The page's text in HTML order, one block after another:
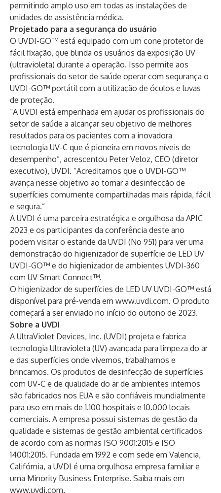
permitindo amplo uso em todas as instalações de
unidades de assistência médica.
Projetado para a segurança do usuário
O UVDI-GO™ está equipado com um cone protetor de
fácil fixação, que blinda os usuários da exposição UV
(ultravioleta) durante a operação. Isso permite aos
profissionais do setor de saúde operar com segurança o
UVDI-GO™ portátil com a utilização de óculos e luvas
de proteção.
“A UVDI está empenhada em ajudar os profissionais do
setor de saúde a alcançar seu objetivo de melhores
resultados para os pacientes com a inovadora
tecnologia UV-C que é pioneira em novos níveis de
desempenho”, acrescentou Peter Veloz, CEO (diretor
executivo), UVDI. “Acreditamos que o UVDI-GO™
avança nesse objetivo ao tornar a desinfecção de
superfícies comumente compartilhadas mais rápida, fácil
e segura.”
A UVDI é uma parceira estratégica e orgulhosa da APIC
2023 e os participantes da conferência deste ano
podem visitar o estande da UVDI (No 951) para ver uma
demonstração do higienizador de superfície de LED UV
UVDI-GO™ e do higienizador de ambientes UVDI-360
com UV Smart Connect™.
O higienizador de superfícies de LED UV UVDI-GO™ está
disponível para pré-venda em www.uvdi.com. O produto
começará a ser enviado no início do outono de 2023.
Sobre a UVDI
A UltraViolet Devices, Inc. (UVDI) projeta e fabrica
tecnologia Ultravioleta (UV) avançada para limpeza do ar
e das superfícies onde vivemos, trabalhamos e
brincamos. Os produtos de desinfecção de superfícies
com UV-C e de qualidade do ar de ambientes internos
são fabricados nos EUA e são confiáveis mundialmente
para uso em mais de 1.100 hospitais e 10.000 locais
comerciais. A empresa possui sistemas de gestão da
qualidade e sistemas de gestão ambiental certificados
de acordo com as normas ISO 9001:2015 e ISO
14001:2015. Fundada em 1992 e com sede em Valencia,
Califórnia, a UVDI é uma orgulhosa empresa familiar e
uma Minority Business Enterprise. Saiba mais em
www.uvdi.com.